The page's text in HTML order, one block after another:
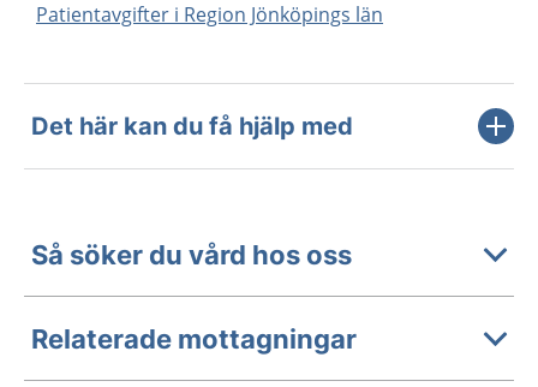
Patientavgifter i Region Jönköpings län
Det här kan du få hjälp med
Så söker du vård hos oss
Relaterade mottagningar